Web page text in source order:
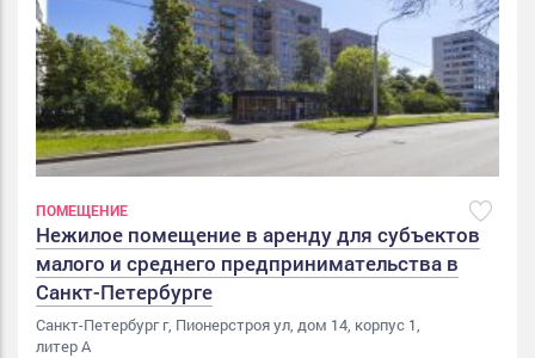
ПОМЕЩЕНИЕ
Нежилое помещение в аренду для субъектов
малого и среднего предпринимательства в
Санкт-Петербурге
Санкт-Петербург г, Пионерстроя ул, дом 14, корпус 1,
литер А